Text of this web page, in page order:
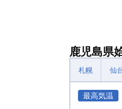
鹿児島県
札幌 仙
最高気温